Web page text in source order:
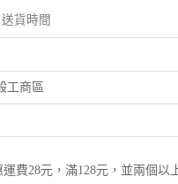
貨時間
工商區
費28元，滿128元，並兩個